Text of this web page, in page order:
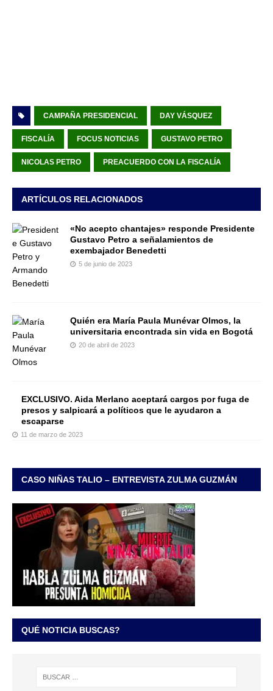
CAMPAÑA PRESIDENCIAL DAY VÁSQUEZ
FISCALÍA FOCUS NOTICIAS GUSTAVO PETRO
NICOLAS PETRO PREACUERDO CON LA FISCALÍA
ARTÍCULOS RELACIONADOS
«No acepto chantajes» responde Presidente
Gustavo Petro a señalamientos de
exembajador Benedetti
5 de junio de 2023
Quién era María Paula Munévar Olmos, la
universitaria encontrada sin vida en Bogotá
20 de abril de 2023
EXCLUSIVO. Aida Merlano aceptará cargos por fuga de
presos y salpicará a políticos que le ayudaron a
escaparse
11 de marzo de 2023
CASO NIÑAS TALIO – ENTREVISTA ZULMA GUZMÁN
QUÉ NOTICIA BUSCAS?